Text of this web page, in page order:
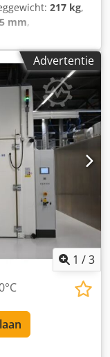
217 kg,
mm,
Volt: 24V
Credpfjzfbv Usx
2022
80%.
Naast dit
interne
verder op onze
&
voorwaarden
apparatuur is
ons koopt. De
het moment
en fouten
Advertentie
1 /3